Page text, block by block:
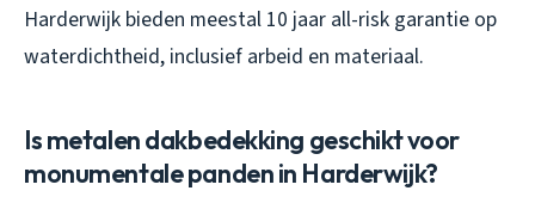
Harderwijk bieden meestal 10 jaar all-risk garantie op
waterdichtheid, inclusief arbeid en materiaal.
Is metalen dakbedekking geschikt voor
monumentale panden in Harderwijk?